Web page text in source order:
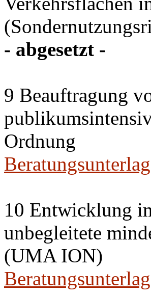
- abgesetzt -
9 Beauftragung
Ordnung
10 Entwicklung
unbegleitete
(UMA ION)